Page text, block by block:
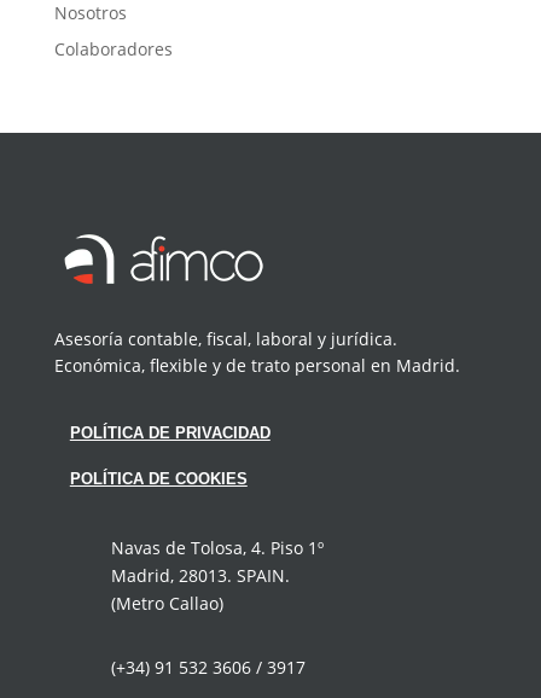
Nosotros
Colaboradores
Asesoría contable, fiscal, laboral y jurídica.
Económica, flexible y de trato personal en Madrid.
POLÍTICA DE PRIVACIDAD
POLÍTICA DE COOKIES
Navas de Tolosa, 4. Piso 1º
Madrid, 28013. SPAIN.
(Metro Callao)
(+34) 91 532 3606 / 3917